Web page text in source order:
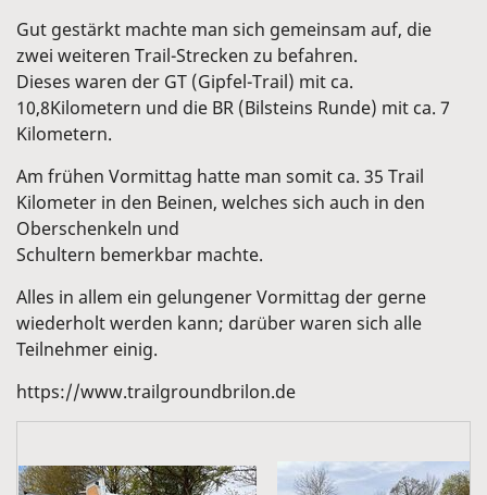
Gut gestärkt machte man sich gemeinsam auf, die
zwei weiteren Trail-Strecken zu befahren.
Dieses waren der GT (Gipfel-Trail) mit ca.
10,8Kilometern und die BR (Bilsteins Runde) mit ca. 7
Kilometern.
Am frühen Vormittag hatte man somit ca. 35 Trail
Kilometer in den Beinen, welches sich auch in den
Oberschenkeln und
Schultern bemerkbar machte.
Alles in allem ein gelungener Vormittag der gerne
wiederholt werden kann; darüber waren sich alle
Teilnehmer einig.
https://www.trailgroundbrilon.de